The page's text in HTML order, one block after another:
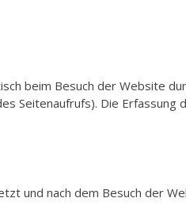
beim Besuch der Website
Seitenaufrufs). Die
und nach dem Besuch der